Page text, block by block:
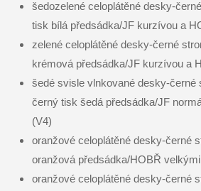
šedozelené celoplátěné desky-
tisk bílá předsádka/JF kurzívou a
zelené celoplátěné desky-černé
krémová předsádka/JF kurzívou a
šedé svisle vlnkované desky-černé
černý tisk šedá předsádka/JF
(V4)
oranžové celoplátěné desky-černé
oranžová předsádka/HOBŘ
oranžové celoplátěné desky-černé